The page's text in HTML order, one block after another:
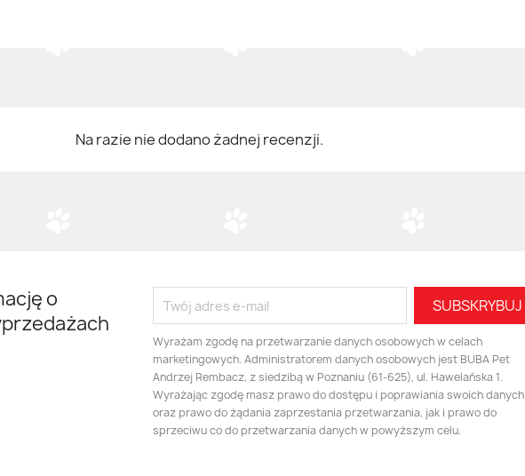
Na razie nie dodano żadnej recenzji.
o
Wyrażam zgodę na przetwarzanie danych osobowych w celach
marketingowych. Administratorem danych osobowych jest BUBA Pet
Andrzej Rembacz, z siedzibą w Poznaniu (61-625), ul. Hawelańska 1.
Wyrażając zgodę masz prawo do dostępu i poprawiania swoich danych
oraz prawo do żądania zaprzestania przetwarzania, jak i prawo do
sprzeciwu co do przetwarzania danych w powyższym celu.